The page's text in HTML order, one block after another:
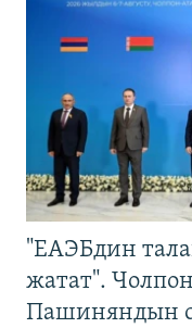
"ЕАЭБдин
жатат".
Пашиняндын